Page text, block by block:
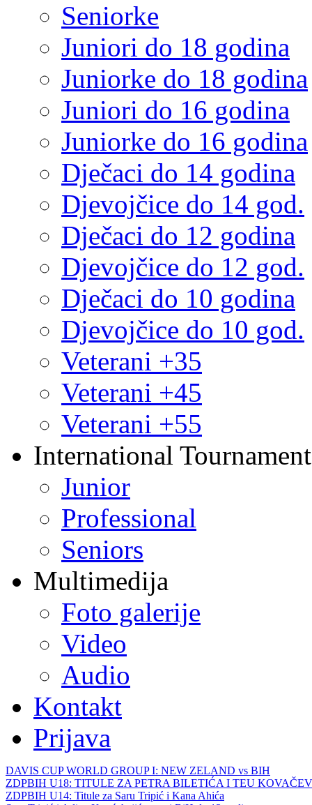
Seniorke
Juniori do 18 godina
Juniorke do 18 godina
Juniori do 16 godina
Juniorke do 16 godina
Dječaci do 14 godina
Djevojčice do 14 god.
Dječaci do 12 godina
Djevojčice do 12 god.
Dječaci do 10 godina
Djevojčice do 10 god.
Veterani +35
Veterani +45
Veterani +55
International
Junior
Professional
Seniors
Multimedija
Foto galerije
Video
Audio
Kontakt
Prijava
DAVIS CUP WORLD GROUP I: NEW ZELAND vs BIH
ZDPBIH U18: TITULE ZA PETRA BILETIĆA I TEU
ZDPBIH U14: Titule za Saru Tripić i Kana Ahića